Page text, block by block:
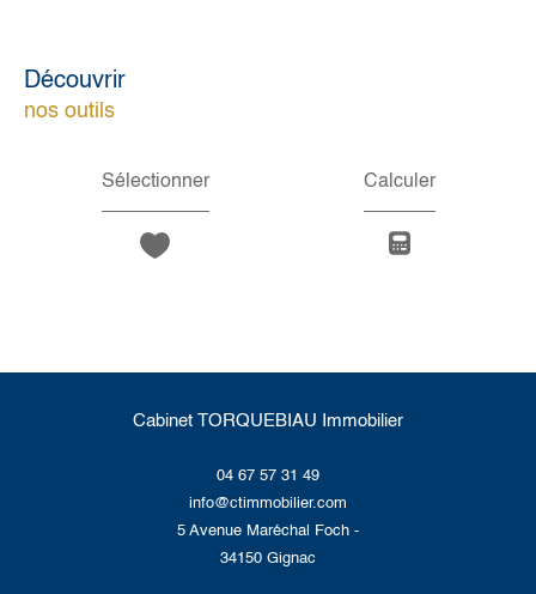
découvrir
nos outils
Sélectionner Calculer
Cabinet TORQUEBIAU Immobilier
04 67 57 31 49
info@ctimmobilier.com
5 Avenue Maréchal Foch -
34150
Gignac